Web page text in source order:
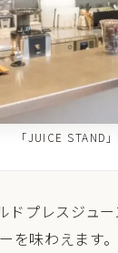
「JUICE STAND」
ドプレスジュ
を味わえます。